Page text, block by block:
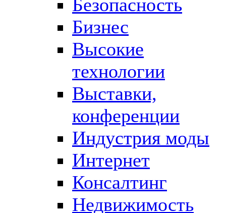
Безопасность
Бизнес
Высокие
технологии
Выставки,
конференции
Индустрия моды
Интернет
Консалтинг
Недвижимость